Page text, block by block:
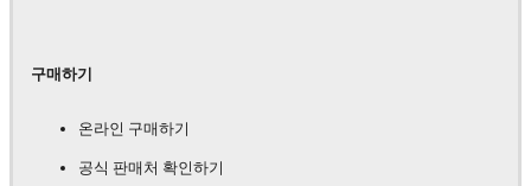
구매하기
온라인 구매하기
공식 판매처 확인하기